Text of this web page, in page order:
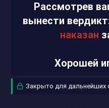
Рассмотрев
вынести
наказан
Хорошей
Закрыто для дальнейших